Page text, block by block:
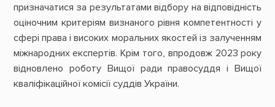
призначатися за результатами відбору на відповідність
оціночним критеріям визнаного рівня компетентності у
сфері права і високих моральних якостей із залученням
міжнародних експертів. Крім того, впродовж 2023 року
відновлено роботу Вищої ради правосуддя і Вищої
кваліфікаційної комісії суддів України.